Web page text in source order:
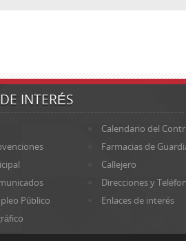
INTERÉS
Calendario del
Farmacias de
Callejero
Direcciones y
Público
Enlaces de interés